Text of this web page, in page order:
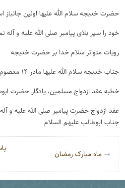
حضرت خدیجه سلام ﷲ علیها اولین جانباز
خود را سپر بلای پیامبر صلی ﷲ علیه و آله
رویات متواتر سلام خدا بر حضرت خدیجه
جناب خدیجه سلام ﷲ علیها مادر ۱۴ معصوم
خطبه عقد ازدواج مسلمین، یادگار حضرت
عقد ازدواج حضرت پیامبر صلی ﷲ علیه و
جناب ابوطالب علیهم السلام
راه‌بری نوشته
→ ماه مبارک رمضان